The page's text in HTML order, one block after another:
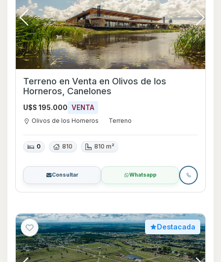
Terreno en Venta en Olivos de los
Horneros, Canelones
U$S 195.000 VENTA
Olivos de los Horneros Terreno
0 810 810 m²
Consultar Whatsapp
Destacada